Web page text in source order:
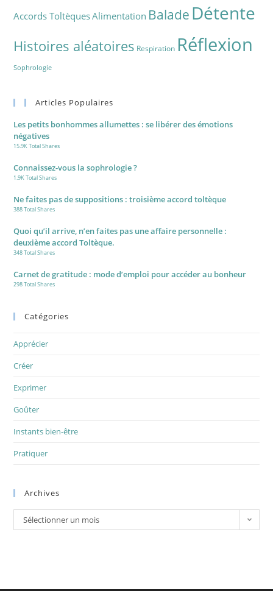
Accords ToltèquesAlimentation Balade Détente
Histoires aléatoires Respiration Réflexion
Sophrologie
Articles Populaires
Les petits bonhommes allumettes : se libérer des émotions
négatives
15.9K Total Shares
Connaissez-vous la sophrologie ?
1.9K Total Shares
Ne faites pas de suppositions : troisième accord toltèque
388 Total Shares
Quoi qu’il arrive, n’en faites pas une affaire personnelle :
deuxième accord Toltèque.
348 Total Shares
Carnet de gratitude : mode d’emploi pour accéder au bonheur
298 Total Shares
Catégories
Apprécier
Créer
Exprimer
Goûter
Instants bien-être
Pratiquer
Archives
Archives
Sélectionner un mois